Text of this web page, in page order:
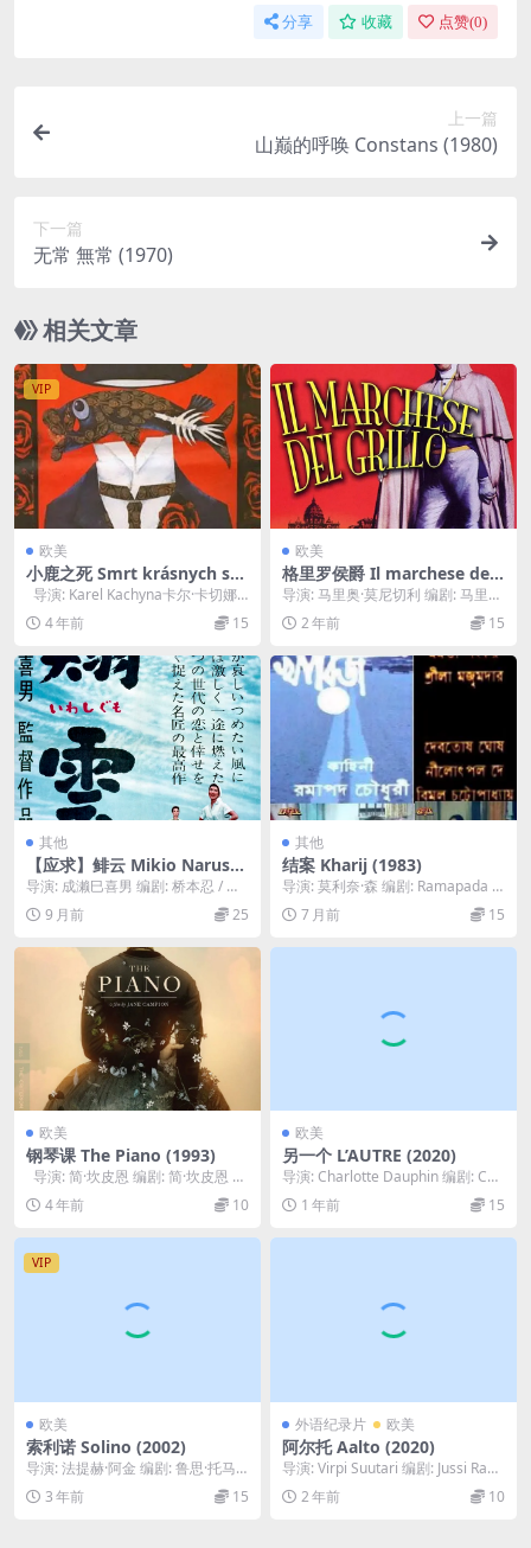
分享 收藏 点赞(0)
上一篇
山巅的呼唤 Constans (1980)
下一篇
无常 無常 (1970)
相关文章
VIP
欧美
小鹿之死 Smrt krásnych srn
cu (1986)
导演: Karel Kachyna卡尔·卡切娜
主演: Valer...
4 年前 15
欧美
格里罗侯爵 Il marchese del
Grillo (1981)
导演: 马里奥·莫尼切利 编剧: 马里奥
·莫尼切利 / 图里奥·皮内利 主演: ...
2 年前 15
其他
【应求】鲱云 Mikio Naruse
Summer Clouds.1958.mkv
导演: 成濑巳喜男 编剧: 桥本忍 / 和
田傳 主演: 淡岛千景 / 饭田蝶子 ...
9 月前 25
其他
结案 Kharij (1983)
导演: 莫利奈·森 编剧: Ramapada C
howdhury / 莫利奈·森...
7 月前 15
欧美
钢琴课 The Piano (1993)
导演: 简·坎皮恩 编剧: 简·坎皮恩 主
演: 霍利·亨特 / 哈...
4 年前 10
欧美
另一个 L’AUTRE (2020)
导演: Charlotte Dauphin 编剧: Cha
rlotte Daup...
1 年前 15
VIP
欧美
索利诺 Solino (2002)
导演: 法提赫·阿金 编剧: 鲁思·托马
主演: 克利斯汀·特舍 / 巴纳比·麦...
3 年前 15
外语纪录片 欧美
阿尔托 Aalto (2020)
导演: Virpi Suutari 编剧: Jussi Raut
aniemi /...
2 年前 10